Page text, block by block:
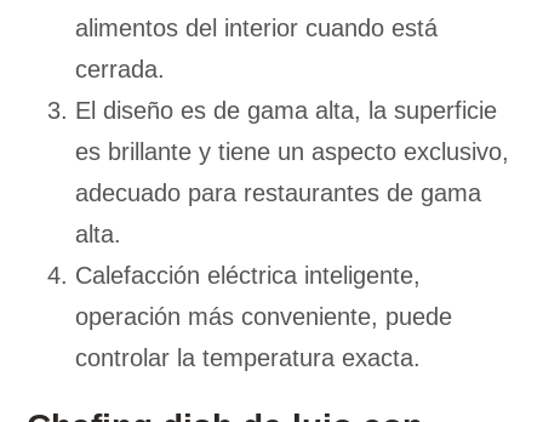
alimentos del interior cuando está
cerrada.
El diseño es de gama alta, la superficie
es brillante y tiene un aspecto exclusivo,
adecuado para restaurantes de gama
alta.
Calefacción eléctrica inteligente,
operación más conveniente, puede
controlar la temperatura exacta.